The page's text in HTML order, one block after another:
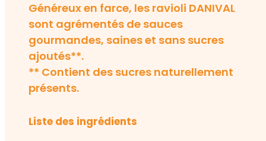
Généreux en farce, les ravioli DANIVAL
sont agrémentés de sauces
gourmandes, saines et sans sucres
ajoutés**.
** Contient des sucres naturellement
présents.
Liste des ingrédients